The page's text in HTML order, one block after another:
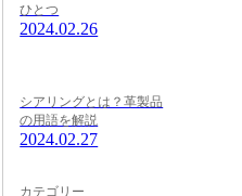
ひとつ
2024.02.26
シアリングとは？革製品
の用語を解説
2024.02.27
カテゴリー